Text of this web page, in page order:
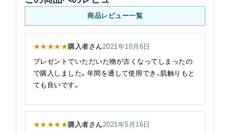
商品レビュー一覧
★★★★★購入者さん2021年10月6日
プレゼントでいただいた物が古くなってしまったの
で購入しました。年間を通して使用でき、肌触りもと
ても良いです。
★★★★★購入者さん2021年5月16日